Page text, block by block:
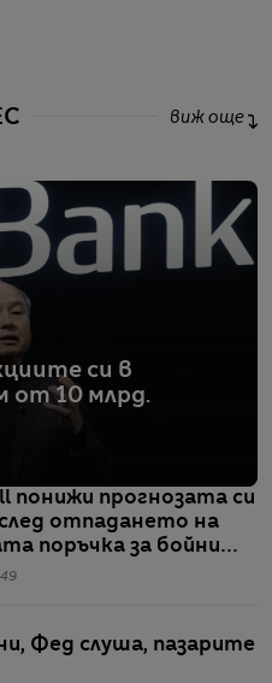
виж още
си в
от 10 млрд.
понижи прогнозата си
отпадането на
поръчка за бойни
F126
Фед слуша, пазарите